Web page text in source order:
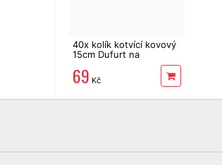
40x kolík kotvící kovový
15cm Dufurt na
upevnění textilie "U"
69 Kč